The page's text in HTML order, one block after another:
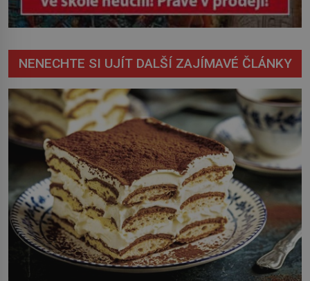
NENECHTE SI UJÍT DALŠÍ ZAJÍMAVÉ ČLÁNKY